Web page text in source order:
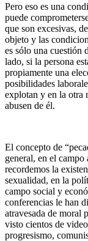
Pero eso es una
puede
que son excesivas,
objeto y las
es sólo una cuestión
lado, si la persona
propiamente una
posibilidades
explotan y en la otra
abusen de él.
El concepto de
general, en el
recordemos la
sexualidad, en la
campo social y
conferencias le han
atravesada de moral
visto cientos de
progresismo,